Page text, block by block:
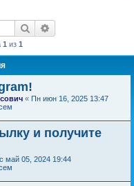
Поиск
1 из 1
« Пн июн 16, 2025 13:47
и получите
май 05, 2024 19:44